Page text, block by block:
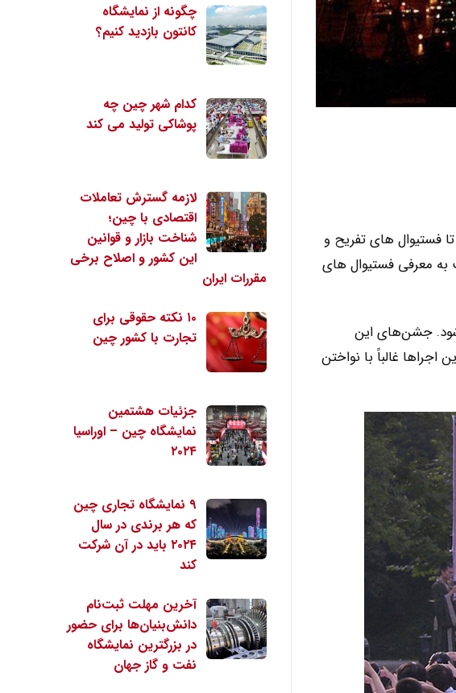
فستیوال های تفریح و
به معرفی فستیوال های
کوفو برگزار می‌شود. جشن‌های این
غالباً با نواختن
چگونه از نمایشگاه
کانتون بازدید کنیم؟
کدام شهر چین چه
پوشاکی تولید می کند
لازمه گسترش تعاملات
اقتصادی با چین؛
شناخت بازار و قوانین
این کشور و اصلاح برخی
مقررات ایران
۱۰ نکته حقوقی برای
تجارت با کشور چین
جزئیات هشتمین
نمایشگاه چین – اوراسیا
۲۰۲۴
۹ نمایشگاه تجاری چین
که هر برندی در سال
۲۰۲۴ باید در آن شرکت
کند
آخرین مهلت ثبت‌نام
دانش‌بنیان‌ها برای حضور
در بزرگترین نمایشگاه
نفت و گاز جهان